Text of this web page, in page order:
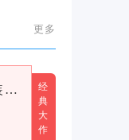
更多
梦幻冰雪公主变装女王
经
典
大
作